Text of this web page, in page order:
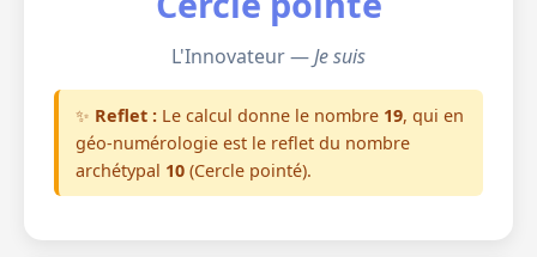
L'Innovateur —Je suis
✨ Reflet : Le calcul donne le nombre 19, qui en
géo-numérologie est le reflet du nombre
archétypal 10 (Cercle pointé).